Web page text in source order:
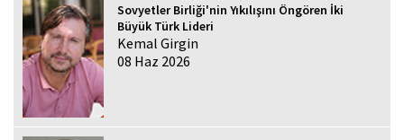
Sovyetler Birliği'nin Yıkılışını Öngören İki
Büyük Türk Lideri
Kemal Girgin
08 Haz 2026